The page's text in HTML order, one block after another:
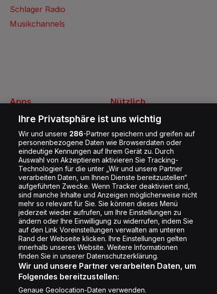
Folge uns
Schlager Radio
Musikchannels
Nützlich
Kontakt
Jobs
Shop
Impressum
Rechtliches
Datenschutz
Cookie Liste
Cookie Einstellung
Apps
Energy Radio App
Ihre Privatsphäre ist uns wichtig
Wir und unsere 286-Partner speichern und greifen auf
personenbezogene Daten wie Browserdaten oder
eindeutige Kennungen auf Ihrem Gerät zu. Durch
Auswahl von Akzeptieren aktivieren Sie Tracking-
Technologien für die unter „Wir und unsere Partner
verarbeiten Daten, um Ihnen Dienste bereitzustellen“
aufgeführten Zwecke. Wenn Tracker deaktiviert sind,
sind manche Inhalte und Anzeigen möglicherweise nicht
mehr so relevant für Sie. Sie können dieses Menü
jederzeit wieder aufrufen, um Ihre Einstellungen zu
ändern oder Ihre Einwilligung zu widerrufen, indem Sie
auf den Link Voreinstellungen verwalten am unteren
Rand der Webseite klicken. Ihre Einstellungen gelten
innerhalb unseres Website. Weitere Informationen
finden Sie in unserer Datenschutzerklärung.
Wir und unsere Partner verarbeiten Daten, um
Folgendes bereitzustellen:
Genaue Geolocation-Daten verwenden.